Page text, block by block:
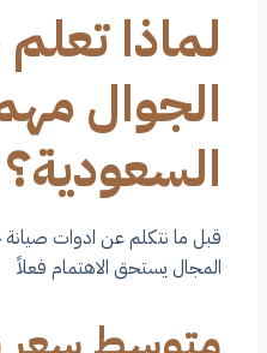
لماذا
الجوال
السعودية؟
قبل ما نتكلم عن ادوات صيانة
المجال يستحق الاهتمام فعلاً